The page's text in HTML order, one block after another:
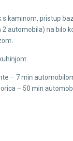
kaminom, pristup
automobila) na bilo
– 7 min
– 50 min